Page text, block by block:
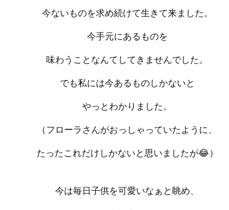
今ないものを求め続けて生きて来ました。
今手元にあるものを
味わうことなんてしてきませんでした。
でも私には今あるものしかないと
やっとわかりました。
（フローラさんがおっしゃっていたように、
たったこれだけしかないと思いましたが😂）
今は毎日子供を可愛いなぁと眺め、